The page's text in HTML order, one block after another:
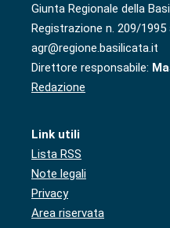
Giunta Regionale della
Registrazione n. 209/
agr@regione.basilicata.it
Direttore responsabile:
Redazione
Link utili
Lista RSS
Note legali
Privacy
Area riservata